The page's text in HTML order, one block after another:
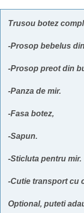
Trusou botez
-Prosop bebelus
-Prosop preot din
-Panza de mir.
-Fasa botez,
-Sapun.
-Sticluta pentru mir.
-Cutie transport cu
Optional, puteti